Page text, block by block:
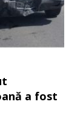
a fost